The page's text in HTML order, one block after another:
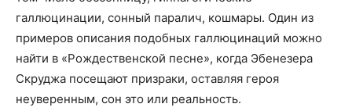
галлюцинации, сонный паралич, кошмары. Один из
примеров описания подобных галлюцинаций можно
найти в «Рождественской песне», когда Эбенезера
Скруджа посещают призраки, оставляя героя
неуверенным, сон это или реальность.